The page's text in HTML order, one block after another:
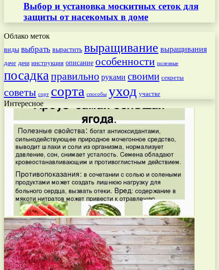
Выбор и установка москитных сеток для
защиты от насекомых в доме
Облако меток
виды выбрать вырастить выращивание выращивания
даче дачи инструкция описание особенности полезные
посадка правильно руками своими секреты
советы сорт сорта способы уход участке
Интересное